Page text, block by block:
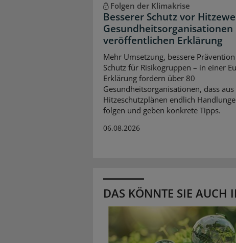
Folgen der Klimakrise
Besserer Schutz vor
Gesundheitsorganisationen
veröffentlichen Erklärung
Mehr Umsetzung, bessere
Schutz für Risikogruppen – in einer
Erklärung fordern über 80
Gesundheitsorganisationen, dass aus
Hitzeschutzplänen endlich
folgen und geben konkrete Tipps.
06.08.2026
DAS KÖNNTE SIE AUCH